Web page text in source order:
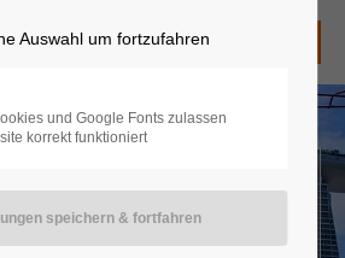
- Singapur
Auswahl um fortzufahren
und Google Fonts zulassen
korrekt funktioniert